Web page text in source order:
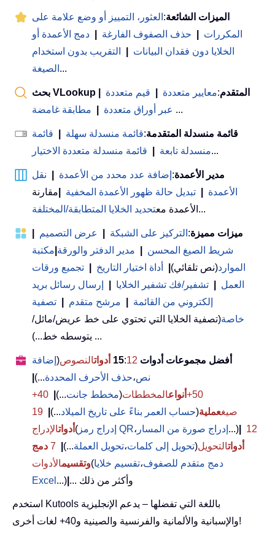
الميزات الشائعة: العثور، التمييز أو وضع علامة على
المكررات
حذف الصفوف الفارغة
دمج الأعمدة أو
الخلايا دون فقدان البيانات
التقريب بدون استخدام
الصيغة ...
بحث VLookup المتقدم:معايير متعددة قيم متعددة
عبر أوراق متعددة
مطابقة غامضة ...
قائمة منسدلة المتقدمة:قائمة منسدلة سهلة
قائمة
منسدلة تابعة
قائمة منسدلة متعددة الاختيار ...
مدير الأعمدة: إضافة عدد محدد من الأعمدة
نقل
الأعمدة
تبديل حالة ظهور الأعمدة المخفية
مقارنة
الأعمدة معتحديد الخلايا المتطابقة/المختلفة ...
ميزات مميزة: التركيز على الشبكة عرض التصميم
شريط الصيغ المحسن
مدير الدفتر والورقة مكتبة
الموارد(نص تلقائي) أداة اختيار التاريخ
تجميع ورقات
العمل
تشفير/فك تشفير الخلايا
إرسال رسائل بريد
إلكتروني من القائمة
مرشح متقدم
تصفية
خاصة(تصفية الخلايا التي تحتوي على خط عريض/مائل/
يتوسطه خط...) ...
أفضل مجموعات أدوات 15 :12 أدواتالنصوص( إضافة
نص،حذف الأحرف المحددة...)
50+
أنواعالمخططات(مخطط جانت...)
40+
صيغعملية(حساب العمر بناءً على تاريخ الميلاد...)
19
أدواتالإدراج ( إدراج رمز QR، إدراج صورة من المسار ...)
12
أدواتالتحويل(تحويل إلى كلمات،تحويل العملة...)
7 دمج
وتقسيمالأدوات ( دمج متقدم للصفوف،تقسيم خلايا
Excel ...) ... وأكثر من ذلك
استخدم Kutools باللغة التي تفضلها – يدعم الإنجليزية
والإسبانية والألمانية والفرنسية والصينية و40+ لغات أخرى!